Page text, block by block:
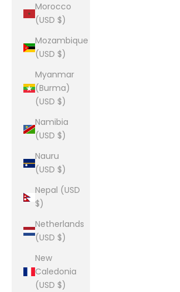
Morocco
(USD $)
Mozambique
(USD $)
Myanmar
(Burma)
(USD $)
Namibia
(USD $)
Nauru
(USD $)
Nepal (USD
$)
Netherlands
(USD $)
New
Caledonia
(USD $)